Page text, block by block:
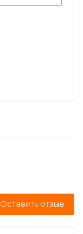
Оставить отзыв